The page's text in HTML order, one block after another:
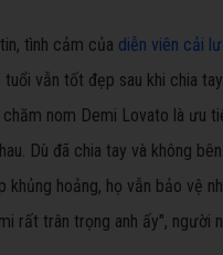
tình cảm của diễn viên cải
tuổi vẫn tốt đẹp sau khi chia
nom Demi Lovato là ưu
Dù đã chia tay và không
khủng hoảng, họ vẫn bảo vệ
rất trân trọng anh ấy", người